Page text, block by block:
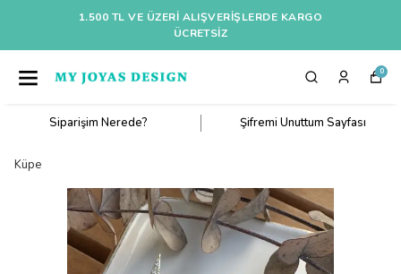
1.500 TL VE ÜZERI ALIŞVERIŞLERDE KARGO
ÜCRETSİZ
0
Siparişim Nerede? Şifremi Unuttum Sayfası
Küpe